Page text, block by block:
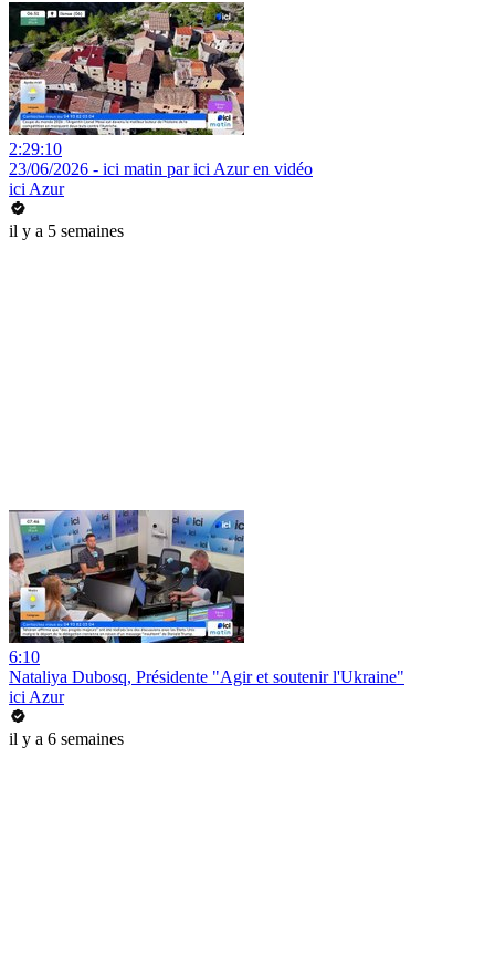
2:29:10
23/06/2026 - ici matin par ici Azur en vidéo
ici Azur
il y a 5 semaines
6:10
Nataliya Dubosq, Présidente "Agir et soutenir l'Ukraine"
ici Azur
il y a 6 semaines